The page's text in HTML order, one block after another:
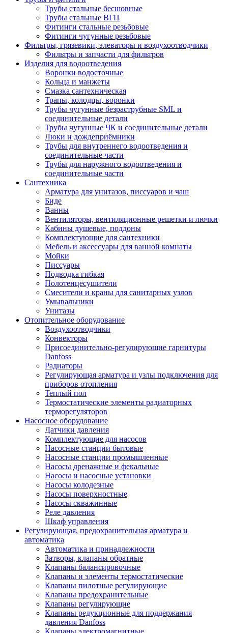
Трубы стальные бесшовные
Трубы стальные ВГП
Фитинги стальные резьбовые
Фитинги чугунные резьбовые
Фильтры, грязевики, элеваторы и воздухоотводчики
Фильтры и запчасти для фильтров
Изделия для водоотведения
Воронки водосточные
Кольца и манжеты
Смазка сантехническая
Трапы, колодцы, воронки
Трубы чугунные безраструбные SML и
соединительные детали
Трубы чугунные ЧК и соединительные детали
Люки и дождеприёмники
Трубы для внутреннего водоотведения и
соединительные части
Трубы для наружного водоотведения и
соединительные части
Сантехника
Арматура для унитазов, писсуаров и чаш
Биде
Ванны
Вентиляторы, вентиляционные решетки и лючки
Кабины душевые, поддоны
Комплектующие для сантехники
Мебель и аксессуары для ванной комнаты
Мойки
Писсуары
Подводка гибкая
Полотенцесушители
Смесители и краны для санитарных узлов
Умывальники
Унитазы
Отопительное оборудование
Воздухоотводчики
Конвекторы
Присоединительно-регулирующие гарнитуры
Danfoss
Радиаторы
Регулирующая арматура и узлы подключения для
приборов отопления
Теплый пол
Термостатические элементы радиаторных
терморегуляторов
Насосное оборудование
Датчики давления
Комплектующие для насосов
Насосные станции бытовые
Насосные станции промышленные
Насосы дренажные и фекальные
Насосы и насосные установки
Насосы колодезные
Насосы поверхностные
Насосы скважинные
Реле давления
Шкаф управления
Регулирующая, предохранительная арматура и
автоматика
Автоматика и принадлежности
Затворы, клапаны обратные
Клапаны балансировочные
Клапаны и элементы термостатические
Клапаны пилотные регулирующие
Клапаны предохранительные
Клапаны регулирующие
Клапаны редукционные для поддержания
давления Danfoss
Клапаны электромагнитные